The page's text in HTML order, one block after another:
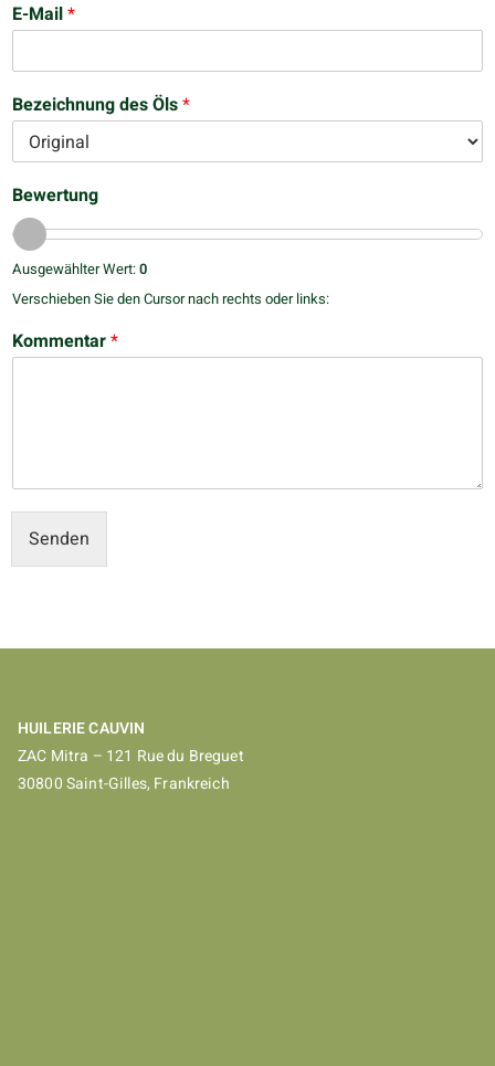
E-Mail*
Bezeichnung des Öls*
Bewertung
Ausgewählter Wert:0
Verschieben Sie den Cursor nach rechts oder links:
Kommentar*
Senden
HUILERIE CAUVIN
ZAC Mitra – 121 Rue du Breguet
30800 Saint-Gilles, Frankreich